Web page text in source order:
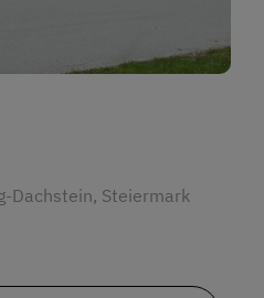
Dachstein, Steiermark